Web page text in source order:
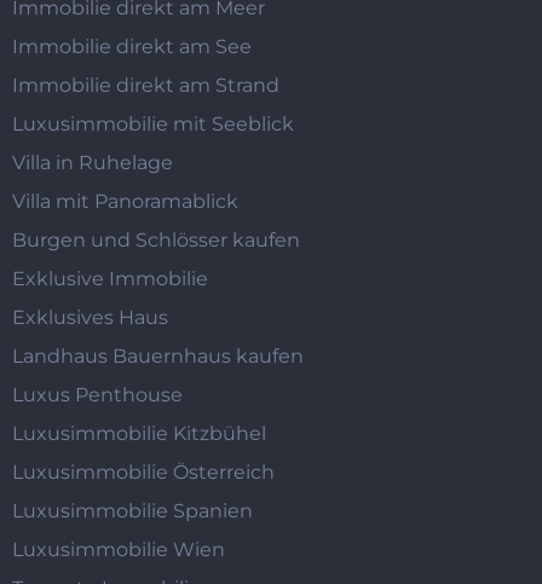
Immobilie direkt am Meer
Immobilie direkt am See
Immobilie direkt am Strand
Luxusimmobilie mit Seeblick
Villa in Ruhelage
Villa mit Panoramablick
Burgen und Schlösser kaufen
Exklusive Immobilie
Exklusives Haus
Landhaus Bauernhaus kaufen
Luxus Penthouse
Luxusimmobilie Kitzbühel
Luxusimmobilie Österreich
Luxusimmobilie Spanien
Luxusimmobilie Wien